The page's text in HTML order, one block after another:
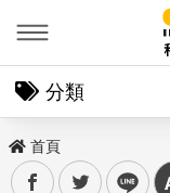
分類
首頁
facebooktwitter line